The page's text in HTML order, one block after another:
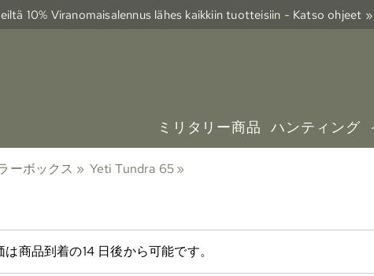
10% Viranomais­alennus lähes kaikkiin tuotteisiin - Katso ohjeet »
ミリタリー商品 ハンティング
ーボックス ‪» Yeti Tundra 65‪»
商品到着の14 日後から可能です。